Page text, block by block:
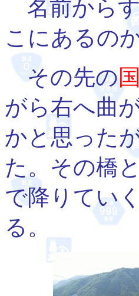
名前からす
こにあるの
その先の
がら右へ曲
かと思った
た。その橋
で降りてい
る。